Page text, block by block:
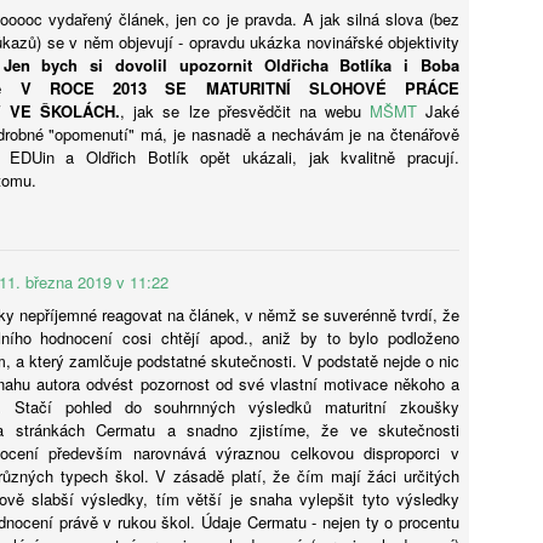
vydařený článek, jen co je pravda. A jak silná slova (bez
se v něm objevují - opravdu ukázka novinářské objektivity
Jen bych si dovolil upozornit Oldřicha Botlíka i Boba
V ROCE 2013 SE MATURITNÍ SLOHOVÉ PRÁCE
VE ŠKOLÁCH., jak se lze přesvědčit na webu MŠMTJaké
"opomenutí" má, je nasnadě a nechávám je na čtenářově
EDUin a Oldřich Botlík opět ukázali, jak kvalitně pracují.
11. března 2019 v 11:22
nepříjemné reagovat na článek, v němž se suverénně tvrdí, že
hodnocení cosi chtějí apod., aniž by to bylo podloženo
a který zamlčuje podstatné skutečnosti. V podstatě nejde o nic
autora odvést pozornost od své vlastní motivace někoho a
Stačí pohled do souhrnných výsledků maturitní zkoušky
stránkách Cermatu a snadno zjistíme, že ve skutečnosti
především narovnává výraznou celkovou disproporci v
typech škol. V zásadě platí, že čím mají žáci určitých
slabší výsledky, tím větší je snaha vylepšit tyto výsledky
právě v rukou škol. Údaje Cermatu - nejen ty o procentu
simulovat výsledek, skutečné vzdělávání vyžaduje cílený
záměr, který vrací do centra pozornosti lidskou interakci
úsilí. Pro odbornou veřejnost z toho vyplývá, že
nespočívá v kvantitě technologií, ale v jejich schopnosti
jako „zesilovač“ lidské inteligence, nikoli jako její náhrada. Tato
vyžaduje hlubší pochopení společenského kontextu, ve
se nedůvěra v technologie střetává s jejich nevyhnutelností.
4
Bohumil Kartous: Neříkejte dětem, že dobře už bylo.
Vychováváme generaci bez naděje
v době exponenciálního technologického skoku. Zatímco dříve
přijetí inovací desítky let, dnes AI mění trh práce i lidské
během několika týdnů. Jak v tomto chaosu vychovat
generaci a neztratit smysl života? Hostem rozhovoru First
Tisková zpráva České konference rektorů k rozpočtu
veřejných VŠ 2027-2028
vysoké školy v České republice v reakci na demografický vývoj
počty nově přijatých studentů, ale současně sdílejí vážné
ohledně přípravy rozpočtu na roky 2027 a 2028.